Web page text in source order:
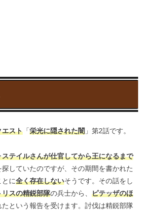
エスト 「栄光に隠された闇 」第2話です。
ステイルさんが仕官してから王になるまで
探していたのですが、その期間を書かれた
に全く存在しないそうです。その話をし
リスの精鋭部隊の兵士から、 ピテッザのほ
たという報告を受けます。討伐は精鋭部隊